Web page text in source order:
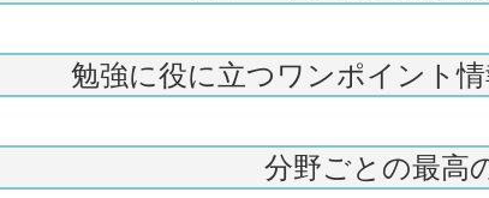
勉強に役に立つワンポイント
分野ごとの最高